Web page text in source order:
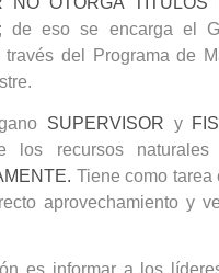
; de eso se encarga el
través del Programa de
SUPERVISOR y
los recursos naturales
Tiene como
aprovechamiento y
es informar a los